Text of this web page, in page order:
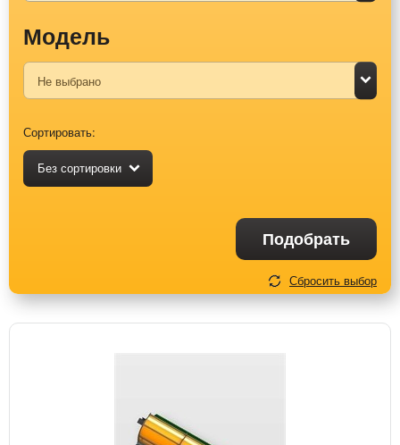
Модель
Сортировать:
Без сортировки
Подобрать
Сбросить выбор